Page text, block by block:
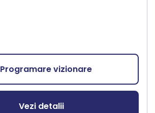
Programare vizionare
Vezi detalii